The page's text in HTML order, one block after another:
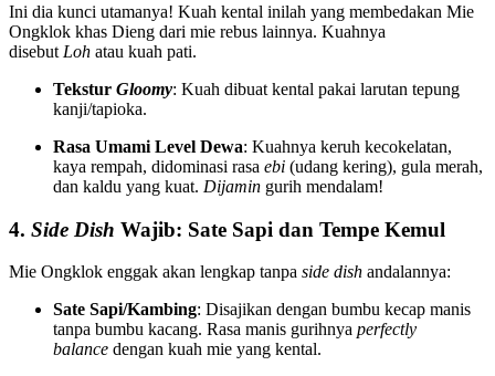
Ini dia kunci utamanya! Kuah kental inilah yang membedakan Mie
Ongklok khas Dieng dari mie rebus lainnya. Kuahnya
disebut Loh atau kuah pati.
Tekstur Gloomy: Kuah dibuat kental pakai larutan tepung
kanji/tapioka.
Rasa Umami Level Dewa: Kuahnya keruh kecokelatan,
kaya rempah, didominasi rasa ebi (udang kering), gula merah,
dan kaldu yang kuat. Dijamin gurih mendalam!
4. Side Dish Wajib: Sate Sapi dan Tempe Kemul
Mie Ongklok enggak akan lengkap tanpa side dish andalannya:
Sate Sapi/Kambing: Disajikan dengan bumbu kecap manis
tanpa bumbu kacang. Rasa manis gurihnya perfectly
balance dengan kuah mie yang kental.